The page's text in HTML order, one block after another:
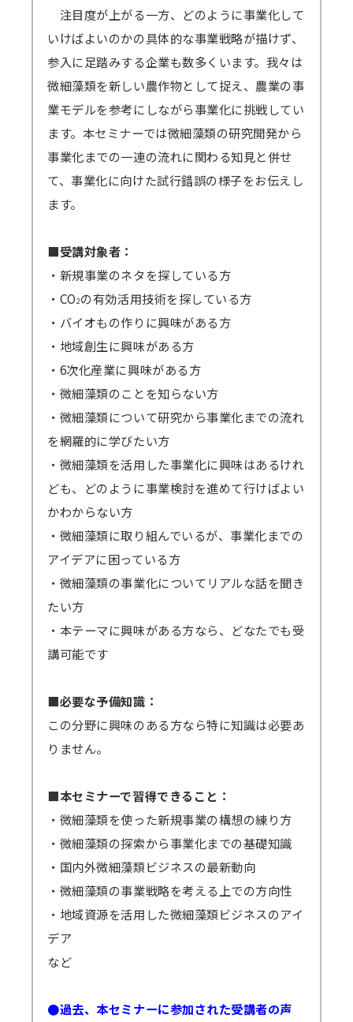
注目度が上がる一方、どのように事業化して
いけばよいのかの具体的な事業戦略が描けず、
参入に足踏みする企業も数多くいます。我々は
微細藻類を新しい農作物として捉え、農業の事
業モデルを参考にしながら事業化に挑戦してい
ます。本セミナーでは微細藻類の研究開発から
事業化までの一連の流れに関わる知見と併せ
て、事業化に向けた試行錯誤の様子をお伝えし
ます。
■受講対象者：
・新規事業のネタを探している方
・CO2の有効活用技術を探している方
・バイオもの作りに興味がある方
・地域創生に興味がある方
・6次化産業に興味がある方
・微細藻類のことを知らない方
・微細藻類について研究から事業化までの流れ
を網羅的に学びたい方
・微細藻類を活用した事業化に興味はあるけれ
ども、どのように事業検討を進めて行けばよい
かわからない方
・微細藻類に取り組んでいるが、事業化までの
アイデアに困っている方
・微細藻類の事業化についてリアルな話を聞き
たい方
・本テーマに興味がある方なら、どなたでも受
講可能です
■必要な予備知識：
この分野に興味のある方なら特に知識は必要あ
りません。
■本セミナーで習得できること：
・微細藻類を使った新規事業の構想の練り方
・微細藻類の探索から事業化までの基礎知識
・国内外微細藻類ビジネスの最新動向
・微細藻類の事業戦略を考える上での方向性
・地域資源を活用した微細藻類ビジネスのアイ
デア
など
●過去、本セミナーに参加された受講者の声